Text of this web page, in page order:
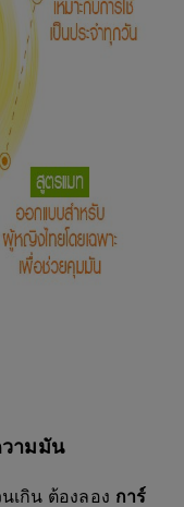
ามมัน
เกิน ต้องลอง การ์